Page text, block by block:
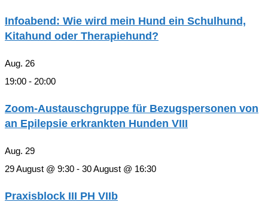
Infoabend: Wie wird mein Hund ein Schulhund,
Kitahund oder Therapiehund?
Aug. 26
19:00 - 20:00
Zoom-Austauschgruppe für Bezugspersonen von
an Epilepsie erkrankten Hunden VIII
Aug. 29
29 August @ 9:30 - 30 August @ 16:30
Praxisblock III PH VIIb